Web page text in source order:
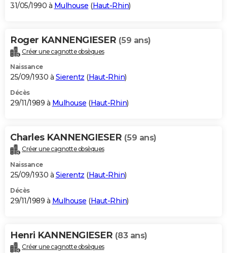
31/05/1990 à Mulhouse (Haut-Rhin)
Roger KANNENGIESER (59 ans)
Créer une cagnotte obsèques
Naissance
25/09/1930 à Sierentz (Haut-Rhin)
Décès
29/11/1989 à Mulhouse (Haut-Rhin)
Charles KANNENGIESER (59 ans)
Créer une cagnotte obsèques
Naissance
25/09/1930 à Sierentz (Haut-Rhin)
Décès
29/11/1989 à Mulhouse (Haut-Rhin)
Henri KANNENGIESER (83 ans)
Créer une cagnotte obsèques